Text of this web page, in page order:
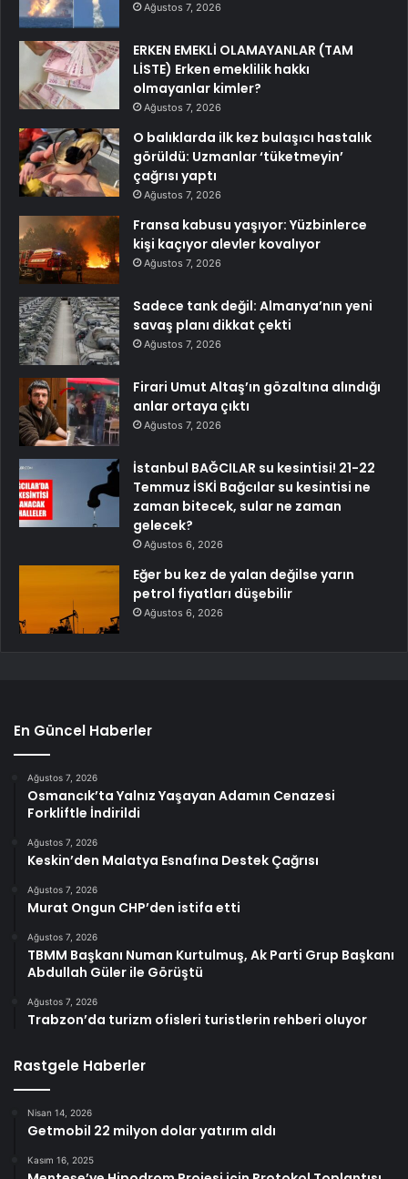
Ağustos 7, 2026
ERKEN EMEKLİ OLAMAYANLAR (TAM
LİSTE) Erken emeklilik hakkı
olmayanlar kimler?
Ağustos 7, 2026
O balıklarda ilk kez bulaşıcı hastalık
görüldü: Uzmanlar ‘tüketmeyin’
çağrısı yaptı
Ağustos 7, 2026
Fransa kabusu yaşıyor: Yüzbinlerce
kişi kaçıyor alevler kovalıyor
Ağustos 7, 2026
Sadece tank değil: Almanya’nın yeni
savaş planı dikkat çekti
Ağustos 7, 2026
Firari Umut Altaş’ın gözaltına alındığı
anlar ortaya çıktı
Ağustos 7, 2026
İstanbul BAĞCILAR su kesintisi! 21-22
Temmuz İSKİ Bağcılar su kesintisi ne
zaman bitecek, sular ne zaman
gelecek?
Ağustos 6, 2026
Eğer bu kez de yalan değilse yarın
petrol fiyatları düşebilir
Ağustos 6, 2026
En Güncel Haberler
Ağustos 7, 2026
Osmancık’ta Yalnız Yaşayan Adamın Cenazesi
Forkliftle İndirildi
Ağustos 7, 2026
Keskin’den Malatya Esnafına Destek Çağrısı
Ağustos 7, 2026
Murat Ongun CHP’den istifa etti
Ağustos 7, 2026
TBMM Başkanı Numan Kurtulmuş, Ak Parti Grup Başkanı
Abdullah Güler ile Görüştü
Ağustos 7, 2026
Trabzon’da turizm ofisleri turistlerin rehberi oluyor
Rastgele Haberler
Nisan 14, 2026
Getmobil 22 milyon dolar yatırım aldı
Kasım 16, 2025